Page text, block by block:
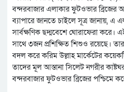
বন্দরবাজার এলাকার ফুটওভার ব্রিজের
ব্যাপারে জানতে চাইলে সূত্র জানায়,
সার্বক্ষণিক ছদ্মবেশে ঘোরাফেরা করে।
সাথে ৩জন প্রশিক্ষিত শিশুও রয়েছে।
বদল করে করিম উল্লাহ মার্কেটের
তাদের মূল আস্তানা সিলেট নগরীর
বন্দরবাজার ফুটওভার ব্রিজের পশ্চিমে